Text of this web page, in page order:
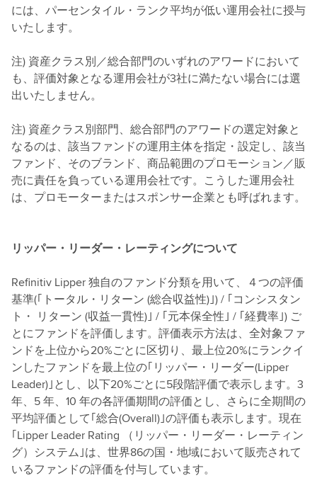
には、パーセンタイル・ランク平均が低い運用会社に授与
いたします。
注) 資産クラス別／総合部門のいずれのアワードにおいて
も、評価対象となる運用会社が3社に満たない場合には選
出いたしません。
注) 資産クラス別部門、総合部門のアワードの選定対象と
なるのは、該当ファンドの運用主体を指定・設定し、該当
ファンド、そのブランド、商品範囲のプロモーション／販
売に責任を負っている運用会社です。こうした運用会社
は、プロモーターまたはスポンサー企業とも呼ばれます。
リッパー・リーダー・レーティングについて
Refinitiv Lipper 独自のファンド分類を用いて、４つの評価
基準(｢トータル・リターン (総合収益性)｣) / ｢コンシスタン
ト・ リターン (収益一貫性)｣ / ｢元本保全性｣ / ｢経費率｣) ご
とにファンドを評価します。評価表示方法は、全対象ファ
ンドを上位から20%ごとに区切り、最上位20%にランクイ
ンしたファンドを最上位の｢リッパー・リーダー(Lipper
Leader)｣とし、以下20%ごとに5段階評価で表示します。3
年、5 年、10 年の各評価期間の評価とし、さらに全期間の
平均評価として｢総合(Overall)｣の評価も表示します。現在
｢Lipper Leader Rating （リッパー・リーダー・レーティン
グ）システム｣は、世界86の国・地域において販売されて
いるファンドの評価を付与しています。